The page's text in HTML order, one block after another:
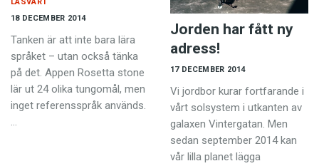
18 DECEMBER 2014
LÄSVÄRT
Tanken är att inte bara lära
språket – utan också tänka
på det. Appen Rosetta stone
lär ut 24 olika tungomål, men
inget referensspråk används.
…
Jorden har fått ny
adress!
17 DECEMBER 2014
Vi jordbor kurar fortfarande i
vårt solsystem i utkanten av
galaxen Vintergatan. Men
sedan september 2014 kan
vår lilla planet lägga